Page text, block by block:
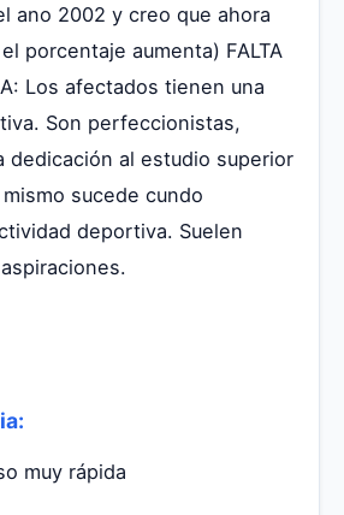
ano 2002 y creo que ahora
porcentaje aumenta) FALTA
Los afectados tienen una
Son perfeccionistas,
dedicación al estudio superior
sucede cundo
deportiva. Suelen
muy rápida